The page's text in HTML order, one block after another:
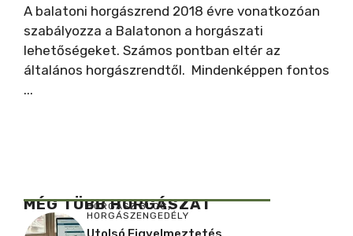
A balatoni horgászrend 2018 évre vonatkozóan
szabályozza a Balatonon a horgászati
lehetőségeket. Számos pontban eltér az
általános horgászrendtől. Mindenképpen fontos
...
MÉG TÖBB HORGÁSZAT
HORGÁSZ BLOG,
HORGÁSZENGEDÉLY